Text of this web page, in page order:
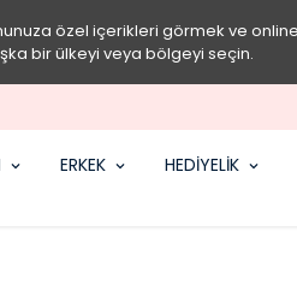
özel içerikleri görmek ve
bir ülkeyi veya bölgeyi seçin.
ERKEK HEDİYELİK